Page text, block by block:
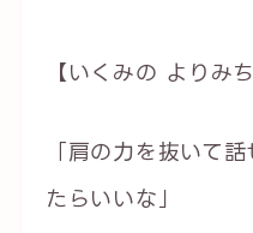
【いくみの よりみ
「肩の力を抜いて
たらいいな」